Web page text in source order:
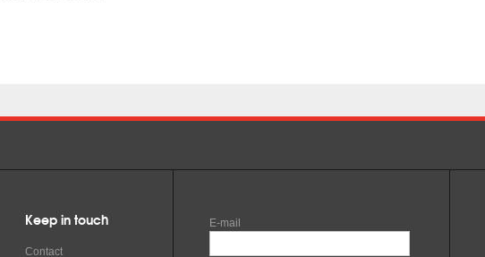
Keep in touch
Contact
E-mail